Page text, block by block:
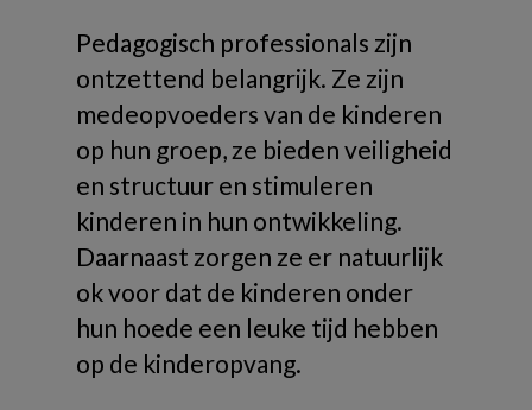
Pedagogisch professionals zijn
ontzettend belangrijk. Ze zijn
medeopvoeders van de kinderen
op hun groep, ze bieden veiligheid
en structuur en stimuleren
kinderen in hun ontwikkeling.
Daarnaast zorgen ze er natuurlijk
ok voor dat de kinderen onder
hun hoede een leuke tijd hebben
op de kinderopvang.